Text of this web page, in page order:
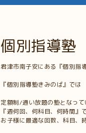
個別指導
君津市南子安にある『個別指
『個別指導塾きみのば』では
定額制/通い放題の塾となって
『週何回、何科目、何時間』
お子様に最適な回数、科目、